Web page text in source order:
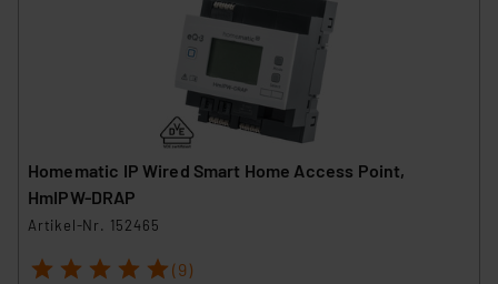
Homematic IP Wired Smart Home Access Point,
HmIPW-DRAP
Artikel-Nr. 152465
1 2 3 4 5 (9)